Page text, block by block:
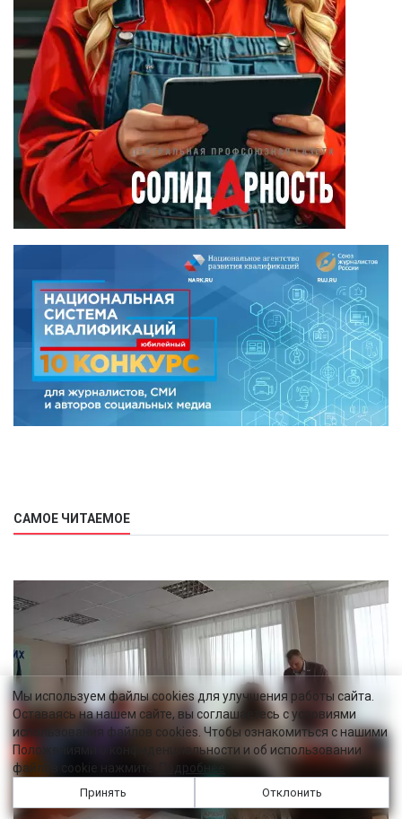
САМОЕ ЧИТАЕМОЕ
Мы используем файлы cookies для улучшения работы сайта.
Оставаясь на нашем сайте, вы соглашаетесь с условиями
использования файлов cookies. Чтобы ознакомиться с нашими
Положениями о конфиденциальности и об использовании
файлов cookie нажмите:
Подробнее
Принять Отклонить